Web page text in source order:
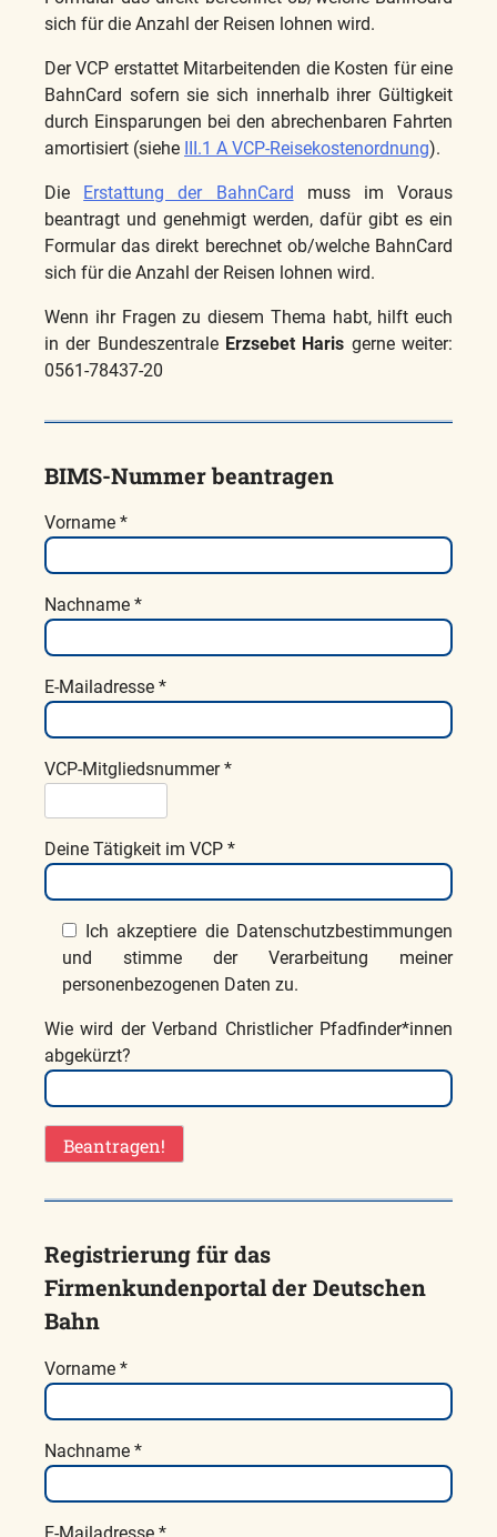
sich für die Anzahl der Reisen lohnen wird.
Der VCP erstattet Mitarbeitenden die Kosten für eine
BahnCard sofern sie sich innerhalb ihrer Gültigkeit
durch Einsparungen bei den abrechenbaren Fahrten
amortisiert (siehe III.1 A VCP-Reisekostenordnung).
Die Erstattung der BahnCard muss im Voraus
beantragt und genehmigt werden, dafür gibt es ein
Formular das direkt berechnet ob/welche BahnCard
sich für die Anzahl der Reisen lohnen wird.
Wenn ihr Fragen zu diesem Thema habt, hilft euch
in der Bundeszentrale Erzsebet Haris gerne weiter:
0561-78437-20
BIMS-Nummer beantragen
Vorname *
Nachname *
E-Mailadresse *
VCP-Mitgliedsnummer *
Deine Tätigkeit im VCP *
Ich akzeptiere die Datenschutzbestimmungen
und stimme der Verarbeitung meiner
personenbezogenen Daten zu.
Wie wird der Verband Christlicher Pfadfinder*innen
abgekürzt?
Registrierung für das
Firmenkundenportal der Deutschen
Bahn
Vorname *
Nachname *